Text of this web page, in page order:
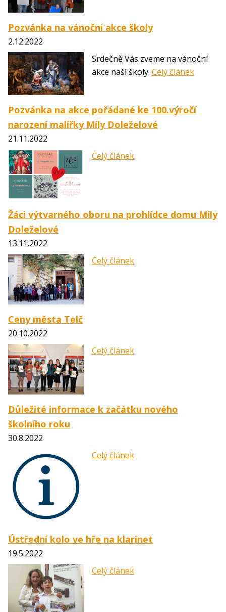
Pozvánka na vánoční akce školy
2.12.2022
Srdečně Vás zveme na vánoční
akce naší školy. Celý článek
Pozvánka na akce pořádané ke 100.výročí
narození malířky Míly Doleželové
21.11.2022
Celý článek
Žáci výtvarného oboru na prohlídce domu Míly
Doleželové
13.11.2022
Celý článek
Ceny města Telč
20.10.2022
Celý článek
Důležité informace k začátku nového
školního roku
30.8.2022
Celý článek
Ústřední kolo ve hře na klarinet
19.5.2022
Celý článek